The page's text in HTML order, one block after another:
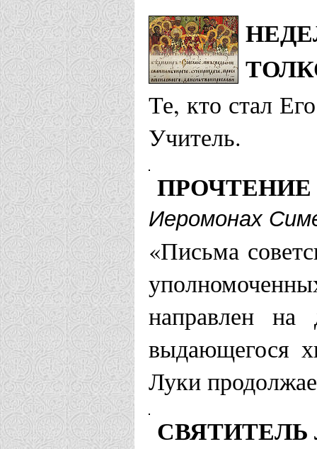
Те, кто стал
Учитель.
ПРОЧТЕНИЕ
Иеромонах
«Письма
направлен на
выдающегося
Луки